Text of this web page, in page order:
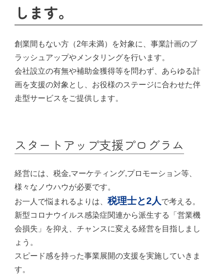
します。
創業間もない方（2年未満）を対象に、事業計画のブ
ラッシュアップやメンタリングを行います。
会社設立の有無や補助金獲得等を問わず、あらゆる計
画を支援の対象とし、お役様のステージに合わせた伴
走型サービスをご提供します。
スタートアップ支援プログラム
経営には、税金,マーケティング,プロモーション等、
様々なノウハウが必要です。
お一人で悩まれるよりは、 税理士と2人 で考える。
新型コロナウイルス感染症関連から派生する「営業機
会損失」を抑え、チャンスに変える経営を目指しまし
ょう。
スピード感を持った事業展開の支援を実施していきま
す。